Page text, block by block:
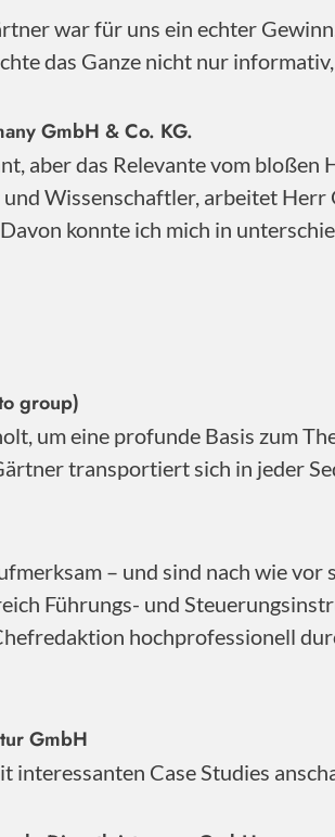
war für uns ein echter
das Ganze nicht nur
GmbH & Co. KG.
aber das Relevante vom
Wissenschaftler, arbeitet
konnte ich mich in
group)
um eine profunde Basis zum
transportiert sich in jeder
– und sind nach wie
Führungs- und
hochprofessionell
GmbH
Case Studies